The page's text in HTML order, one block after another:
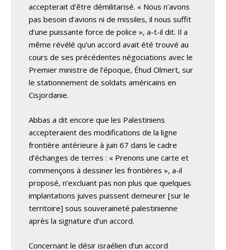
accepterait d’être démilitarisé. « Nous n’avons
pas besoin d’avions ni de missiles, il nous suffit
d’une puissante force de police », a-t-il dit. Il a
même révélé qu’un accord avait été trouvé au
cours de ses précédentes négociations avec le
Premier ministre de l’époque, Éhud Olmert, sur
le stationnement de soldats américains en
Cisjordanie.
Abbas a dit encore que les Palestiniens
accepteraient des modifications de la ligne
frontière antérieure à juin 67 dans le cadre
d’échanges de terres : « Prenons une carte et
commençons à dessiner les frontières », a-il
proposé, n’excluant pas non plus que quelques
implantations juives puissent demeurer [sur le
territoire] sous souveraineté palestinienne
après la signature d’un accord.
Concernant le désir israélien d’un accord